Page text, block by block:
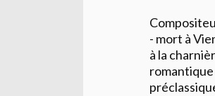
- mort à
à la
romantique